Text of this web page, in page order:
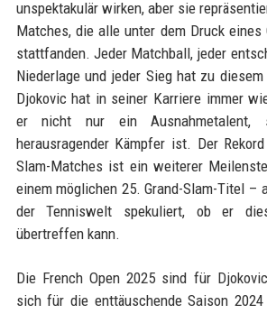
unspektakulär wirken, aber sie
Matches, die alle unter dem Druck eines
stattfanden. Jeder Matchball, jeder
Niederlage und jeder Sieg hat zu diesem
Djokovic hat in seiner Karriere immer
er nicht nur ein Ausnahmetalent,
herausragender Kämpfer ist. Der
Slam-Matches ist ein weiterer
einem möglichen 25. Grand-Slam-Titel –
der Tenniswelt spekuliert, ob er
übertreffen kann.
Die French Open 2025 sind für
sich für die enttäuschende Saison